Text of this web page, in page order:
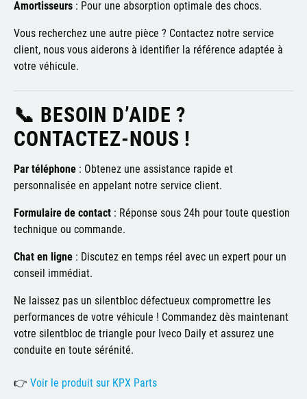
Amortisseurs : Pour une absorption optimale des chocs.
Vous recherchez une autre pièce ? Contactez notre service
client, nous vous aiderons à identifier la référence adaptée à
votre véhicule.
📞 BESOIN D’AIDE ?
CONTACTEZ-NOUS !
Par téléphone : Obtenez une assistance rapide et
personnalisée en appelant notre service client.
Formulaire de contact : Réponse sous 24h pour toute question
technique ou commande.
Chat en ligne : Discutez en temps réel avec un expert pour un
conseil immédiat.
Ne laissez pas un silentbloc défectueux compromettre les
performances de votre véhicule ! Commandez dès maintenant
votre silentbloc de triangle pour Iveco Daily et assurez une
conduite en toute sérénité.
👉 Voir le produit sur KPX Parts